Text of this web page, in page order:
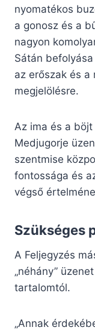
nyomatékos
a gonosz és a
nagyon
Sátán
az erőszak és
megjelölésre.
Az ima és a
Medjugorje
szentmise
fontossága és
végső
Szükséges
A Feljegyzés
„néhány”
tartalomtól.
„Annak